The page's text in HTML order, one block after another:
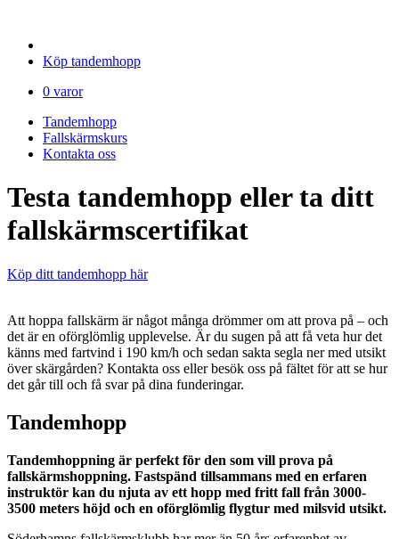
Köp tandemhopp
0 varor
Tandemhopp
Fallskärmskurs
Kontakta oss
Testa tandemhopp eller ta ditt
fallskärmscertifikat
Köp ditt tandemhopp här
Att hoppa fallskärm är något många drömmer om att prova på – och
det är en oförglömlig upplevelse. Är du sugen på att få veta hur det
känns med fartvind i 190 km/h och sedan sakta segla ner med utsikt
över skärgården? Kontakta oss eller besök oss på fältet för att se hur
det går till och få svar på dina funderingar.
Tandemhopp
Tandemhoppning är perfekt för den som vill prova på
fallskärmshoppning. Fastspänd tillsammans med en erfaren
instruktör kan du njuta av ett hopp med fritt fall från 3000-
3500 meters höjd och en oförglömlig flygtur med milsvid utsikt.